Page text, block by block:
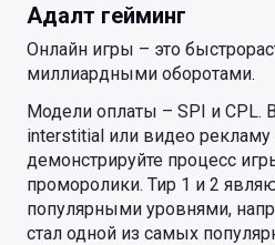
Адалт гейминг
Онлайн игры – это
миллиардными оборотами.
Модели оплаты – SPI и CPL.
interstitial или видео рекламу
демонстрируйте процесс
проморолики. Тир 1 и 2
популярными уровнями,
стал одной из самых